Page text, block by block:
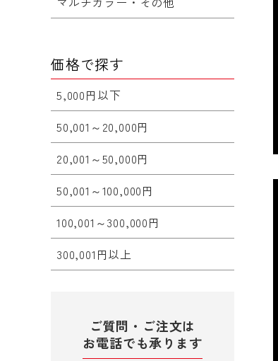
価格で探す
5,000円以下
50,001～20,000円
20,001～50,000円
50,001～100,000円
100,001～300,000円
300,001円以上
ご質問・ご注文は
お電話でも承ります